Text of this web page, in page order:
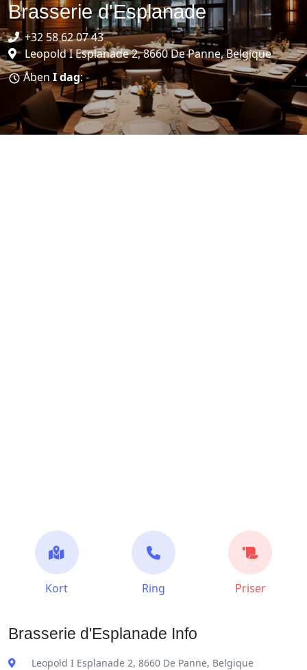
Brasserie d'Esplanade
+32 58 62 07 43
Leopold I Esplanade 2, 8660 De Panne, Belgique
Åben I dag: -
Kort Ring Priser
Brasserie d'Esplanade Info
Leopold I Esplanade 2, 8660 De Panne, Belgique